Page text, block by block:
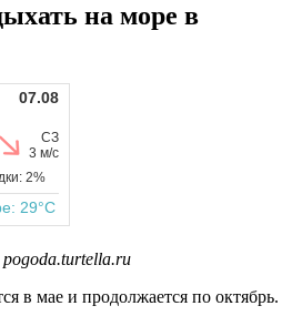
на море в
в мае и продолжается по октябрь.